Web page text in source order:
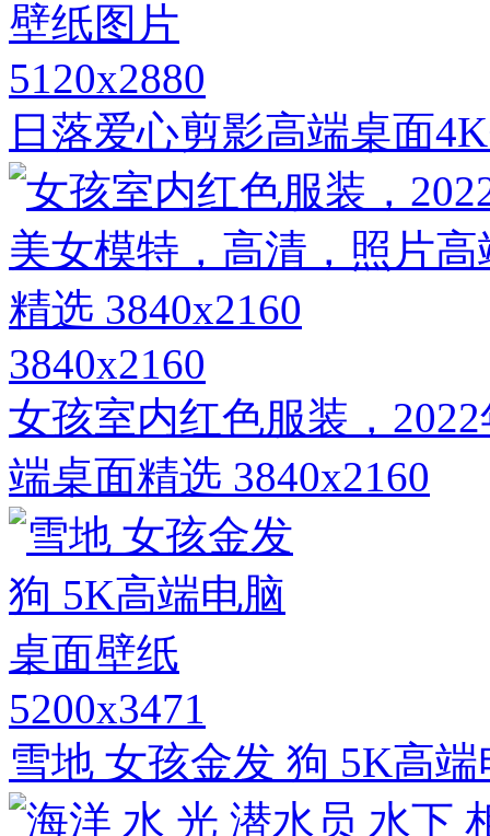
5120x2880
日落爱心剪影高端桌面
3840x2160
女孩室内红色服装，
端桌面精选 3840x2160
5200x3471
雪地 女孩金发 狗 5K高